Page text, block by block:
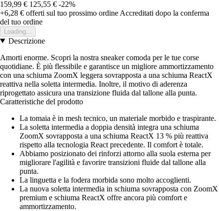
159,99 € 125,55 € -22%
+6,28 € offerti sul tuo prossimo ordine Accreditati dopo la conferma
del tuo ordine
Loading...
Descrizione
Amorti enorme. Scopri la nostra sneaker comoda per le tue corse
quotidiane. È più flessibile e garantisce un migliore ammortizzamento
con una schiuma ZoomX leggera sovrapposta a una schiuma ReactX
reattiva nella soletta intermedia. Inoltre, il motivo di aderenza
riprogettato assicura una transizione fluida dal tallone alla punta.
Caratteristiche del prodotto
La tomaia è in mesh tecnico, un materiale morbido e traspirante.
La soletta intermedia a doppia densità integra una schiuma
ZoomX sovrapposta a una schiuma ReactX 13 % più reattiva
rispetto alla tecnologia React precedente. Il comfort è totale.
Abbiamo posizionato dei rinforzi attorno alla suola esterna per
migliorare l'agilità e favorire transizioni fluide dal tallone alla
punta.
La linguetta e la fodera morbida sono molto accoglienti.
La nuova soletta intermedia in schiuma sovrapposta con ZoomX
premium e schiuma ReactX offre ancora più comfort e
ammortizzamento.